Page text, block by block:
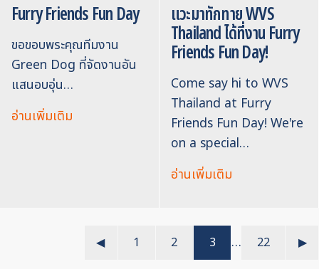
Furry Friends Fun Day
ขอขอบพระคุณทีมงาน
Green Dog ที่จัดงานอัน
แสนอบอุ่น…
อ่านเพิ่มเติม
แวะมาทักทาย WVS
Thailand ได้ที่งาน Furry
Friends Fun Day!
Come say hi to WVS
Thailand at Furry
Friends Fun Day! We're
on a special…
อ่านเพิ่มเติม
◀︎ 1 2 3 … 22 ▶︎